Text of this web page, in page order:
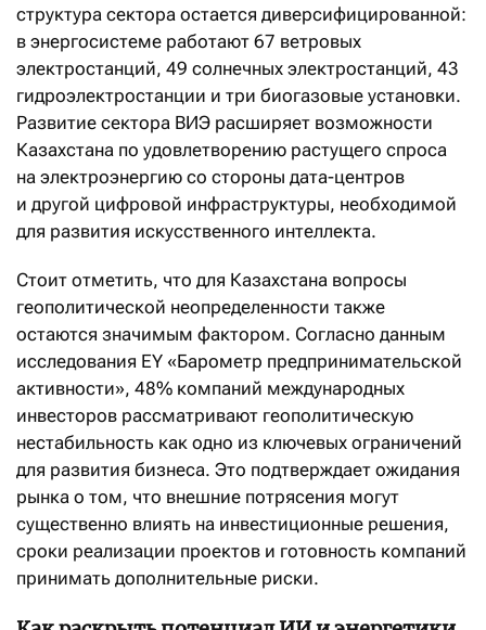
структура сектора остается диверсифицированной:
в энергосистеме работают 67 ветровых
электростанций, 49 солнечных электростанций, 43
гидроэлектростанции и три биогазовые установки.
Развитие сектора ВИЭ расширяет возможности
Казахстана по удовлетворению растущего спроса
на электроэнергию со стороны дата-центров
и другой цифровой инфраструктуры, необходимой
для развития искусственного интеллекта.
Стоит отметить, что для Казахстана вопросы
геополитической неопределенности также
остаются значимым фактором. Согласно данным
исследования EY «Барометр предпринимательской
активности», 48% компаний международных
инвесторов рассматривают геополитическую
нестабильность как одно из ключевых ограничений
для развития бизнеса. Это подтверждает ожидания
рынка о том, что внешние потрясения могут
существенно влиять на инвестиционные решения,
сроки реализации проектов и готовность компаний
принимать дополнительные риски.